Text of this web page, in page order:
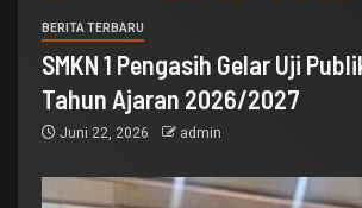
BERITA TERBARU
SMKN 1 Pengasih Gelar Uji
Tahun Ajaran 2026/2027
Juni 22, 2026 admin